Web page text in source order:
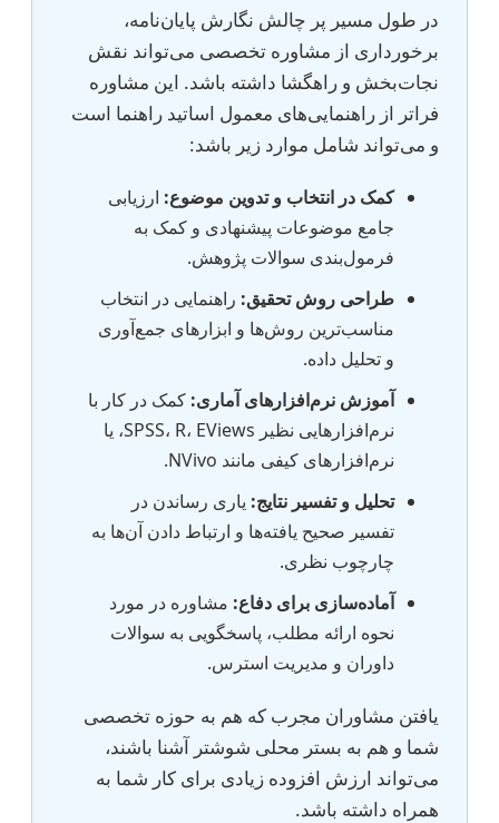
در طول مسیر پر چالش نگارش پایان‌نامه،
برخورداری از مشاوره تخصصی می‌تواند نقش
نجات‌بخش و راهگشا داشته باشد. این مشاوره
فراتر از راهنمایی‌های معمول اساتید راهنما است
و می‌تواند شامل موارد زیر باشد:
کمک در انتخاب و تدوین موضوع: ارزیابی
جامع موضوعات پیشنهادی و کمک به
فرمول‌بندی سوالات پژوهش.
طراحی روش تحقیق: راهنمایی در انتخاب
مناسب‌ترین روش‌ها و ابزارهای جمع‌آوری
و تحلیل داده.
آموزش نرم‌افزارهای آماری: کمک در کار با
نرم‌افزارهایی نظیر SPSS، R، EViews، یا
نرم‌افزارهای کیفی مانند NVivo.
تحلیل و تفسیر نتایج: یاری رساندن در
تفسیر صحیح یافته‌ها و ارتباط دادن آن‌ها به
چارچوب نظری.
آماده‌سازی برای دفاع: مشاوره در مورد
نحوه ارائه مطلب، پاسخگویی به سوالات
داوران و مدیریت استرس.
یافتن مشاوران مجرب که هم به حوزه تخصصی
شما و هم به بستر محلی شوشتر آشنا باشند،
می‌تواند ارزش افزوده زیادی برای کار شما به
همراه داشته باشد.